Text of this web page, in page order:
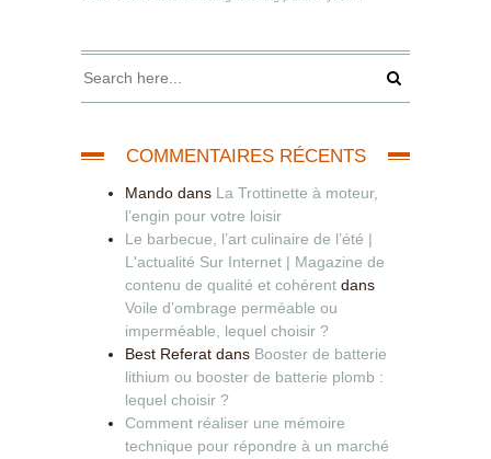
COMMENTAIRES RÉCENTS
Mando dans La Trottinette à moteur,
l’engin pour votre loisir
Le barbecue, l’art culinaire de l’été |
L'actualité Sur Internet | Magazine de
contenu de qualité et cohérent dans
Voile d’ombrage perméable ou
imperméable, lequel choisir ?
Best Referat dans Booster de batterie
lithium ou booster de batterie plomb :
lequel choisir ?
Comment réaliser une mémoire
technique pour répondre à un marché